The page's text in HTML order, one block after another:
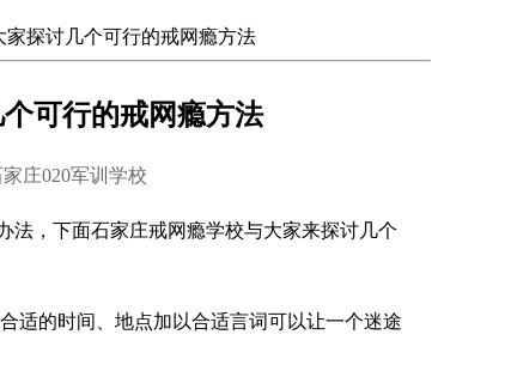
探讨几个可行的戒网瘾方法
可行的戒网瘾方法
庄020军训学校
，下面石家庄戒网瘾学校与大家来探讨几个
的时间、地点加以合适言词可以让一个迷途